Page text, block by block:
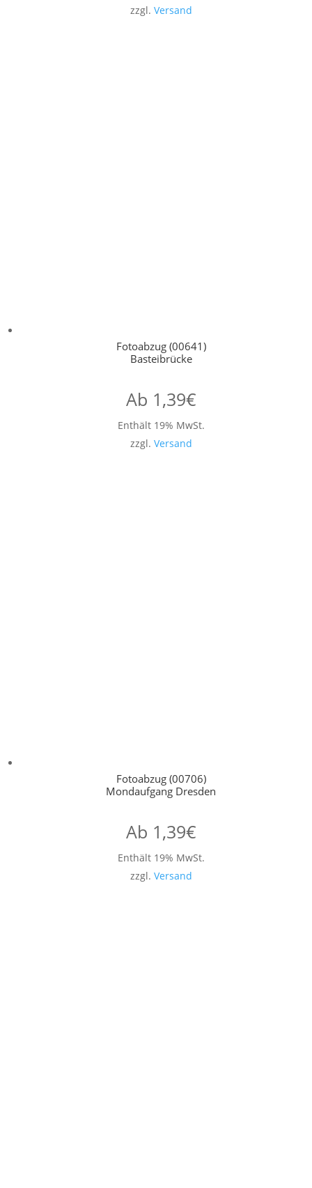
zzgl. Versand
Fotoabzug (00641)
Basteibrücke
Ab 1,39€
Enthält 19% MwSt.
zzgl. Versand
Fotoabzug (00706)
Mondaufgang Dresden
Ab 1,39€
Enthält 19% MwSt.
zzgl. Versand